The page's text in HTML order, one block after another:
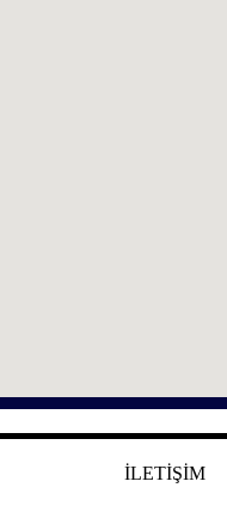
İLETİŞİM